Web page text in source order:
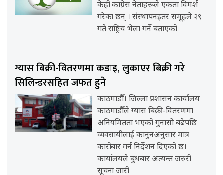
केही कांग्रेस नेताहरूले एकता विमर्श
गरेका छन् । संस्थापनइतर समूहले २९
गते राष्ट्रिय भेला गर्ने बताएको
ग्यास बिक्री-वितरणमा कडाइ, लुकाएर बिक्री गरे
सिलिन्डरसहित जफत हुने
काठमाडौँ। जिल्ला प्रशासन कार्यालय
काठमाडौँले ग्यास बिक्री-वितरणमा
अनियमितता भएको गुनासो बढेपछि
व्यवसायीलाई कानुनअनुसार मात्र
कारोबार गर्न निर्देशन दिएको छ।
कार्यालयले बुधबार अत्यन्त जरुरी
सूचना जारी